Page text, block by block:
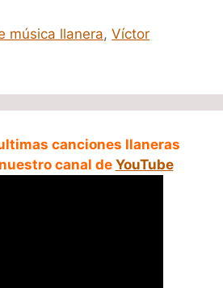
música llanera,Víctor
canciones llaneras
canal de YouTube